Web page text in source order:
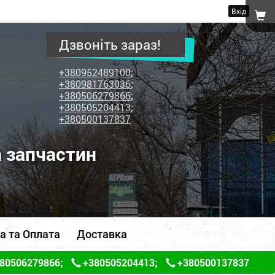
Вхід
Дзвоніть зараз!
+380952489100;
+380981763036;
+380506279866;
+380505204413;
+380500137837
запчастин
та Оплата Доставка
; +380505204413; +380500137837